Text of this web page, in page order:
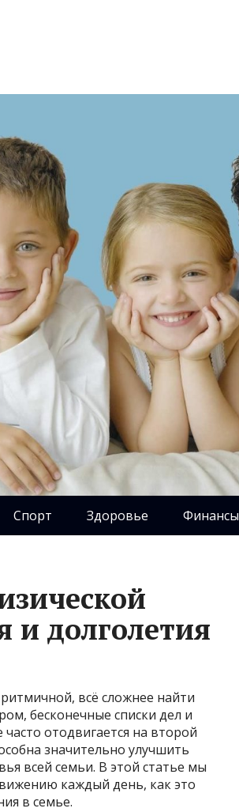
Спорт Здоровье Финансы
и долголетия
всё сложнее найти
бесконечные списки дел и
отодвигается на второй
значительно улучшить
всей семьи. В этой статье мы
каждый день, как это
в семье.